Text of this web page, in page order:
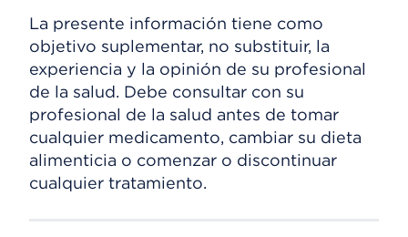
La presente información tiene como
objetivo suplementar, no substituir, la
experiencia y la opinión de su profesional
de la salud. Debe consultar con su
profesional de la salud antes de tomar
cualquier medicamento, cambiar su dieta
alimenticia o comenzar o discontinuar
cualquier tratamiento.